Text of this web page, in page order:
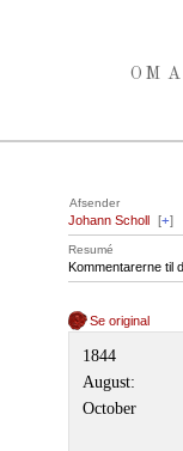
OM
Afsender
Johann Scholl [+]
Resumé
Kommentarerne til
Se original
1844
August:
October